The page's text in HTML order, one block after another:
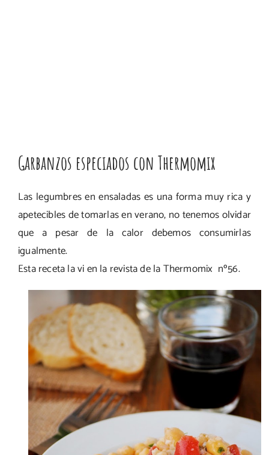
Garbanzos especiados con Thermomix
Las legumbres en ensaladas es una forma muy rica y
apetecibles de tomarlas en verano, no tenemos olvidar
que a pesar de la calor debemos consumirlas
igualmente.
Esta receta la vi en la revista de la Thermomix nº56.